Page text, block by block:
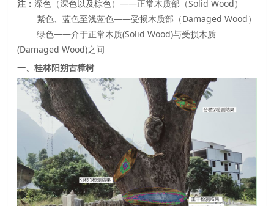
注：深色（深色以及棕色）——正常木质部（Solid Wood）
紫色、蓝色至浅蓝色——受损木质部（Damaged Wood）
绿色——介于正常木质(Solid Wood)与受损木质
(Damaged Wood)之间
一、桂林阳朔古樟树